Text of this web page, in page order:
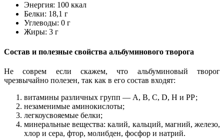
Энергия: 100 ккал
Белки: 18,1 г
Углеводы: 0 г
Жиры: 3 г
Состав и полезные свойства альбуминового творога
Не соврем если скажем, что альбуминовый творог
чрезвычайно полезен, так как в его состав входят:
витамины различных групп — А, В, С, D, Н и РР;
незаменимые аминокислоты;
легкоусвояемые белки;
минеральные вещества: калий, кальций, магний, железо,
хлор и сера, фтор, молибден, фосфор и натрий.